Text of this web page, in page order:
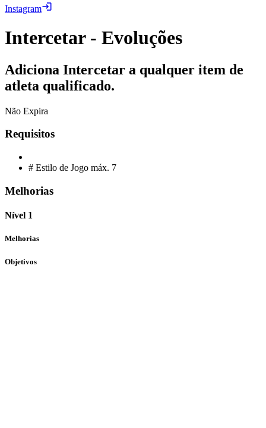
Instagram
Intercetar - Evoluções
Adiciona Intercetar a qualquer item de
atleta qualificado.
Não Expira
Requisitos
# Estilo de Jogo máx. 7
Melhorias
Nível 1
Melhorias
Objetivos